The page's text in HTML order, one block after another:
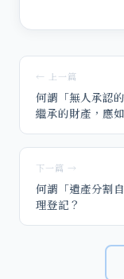
← 上一篇
何謂「無人承認
繼承的財產，應
下一篇 →
何謂「遺產分割
理登記？